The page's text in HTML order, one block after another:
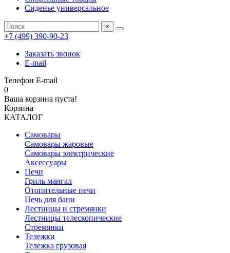
Сиденье универсальное
×
+7 (499) 390‑90‑23
Заказать звонок
E-mail
Телефон E-mail
0
Ваша корзина пуста!
Корзина
КАТАЛОГ
Самовары
Самовары жаровые
Самовары электрические
Аксессуары
Печи
Гриль мангал
Отопительные печи
Печь для бани
Лестницы и стремянки
Лестницы телескопические
Стремянки
Тележки
Тележка грузовая